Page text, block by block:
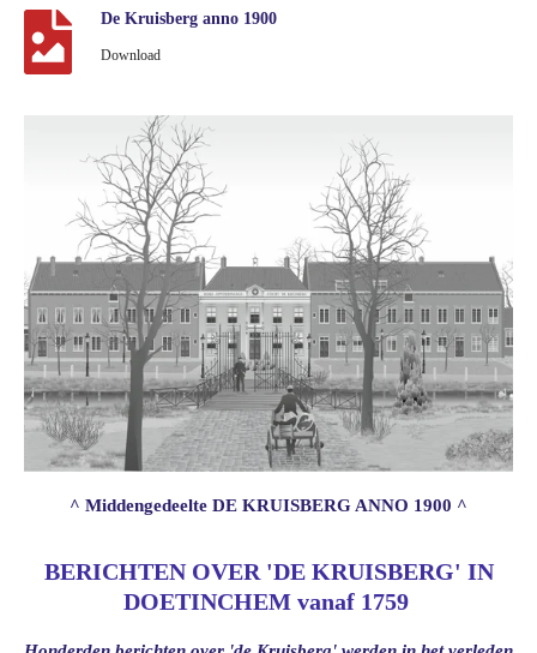
De Kruisberg anno 1900
Download
^ Middengedeelte DE KRUISBERG ANNO 1900 ^
BERICHTEN OVER 'DE KRUISBERG' IN
DOETINCHEM vanaf 1759